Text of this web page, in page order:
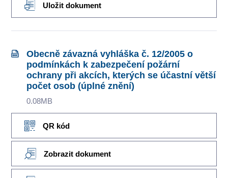
Uložit dokument
Obecně závazná vyhláška č. 12/2005 o
podmínkách k zabezpečení požární
ochrany při akcích, kterých se účastní větší
počet osob (úplné znění)
0.08MB
QR kód
Zobrazit dokument